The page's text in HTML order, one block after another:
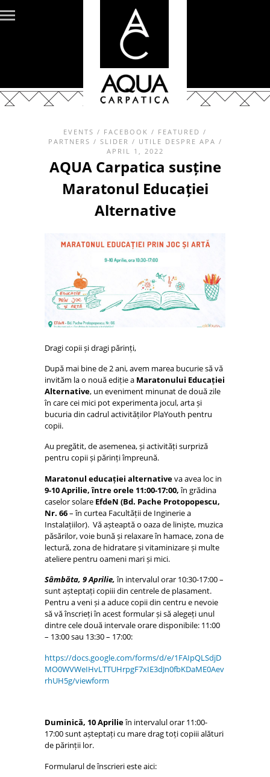
EVENTS / FACEBOOK / FEATURED /
PARTNERS / SLIDER / UTILE DESPRE APA /
APRIL 1, 2022
AQUA Carpatica susține
Maratonul Educației
Alternative
Dragi copii și dragi părinți,
După mai bine de 2 ani, avem marea bucurie să vă
invităm la o nouă ediție a Maratonului Educației
Alternative, un eveniment minunat de două zile
în care cei mici pot experimenta jocul, arta și
bucuria din cadrul activităților PlaYouth pentru
copii.
Au pregătit, de asemenea, și activități surpriză
pentru copii și părinți împreună.
Maratonul educației alternativeva avea loc in
9-10 Aprilie, între orele 11:00-17:00,în grădina
caselor solare EfdeN (Bd. Pache Protopopescu,
Nr. 66– în curtea Facultății de Inginerie a
Instalațiilor). Vă așteaptă o oaza de liniște, muzica
păsărilor, voie bună și relaxare în hamace, zona de
lectură, zona de hidratare și vitaminizare și multe
ateliere pentru oameni mari și mici.
Sâmbăta, 9 Aprilie,în intervalul orar 10:30-17:00 –
sunt așteptați copiii din centrele de plasament.
Pentru a veni și a aduce copii din centru e nevoie
să vă înscrieți în acest formular și să alegeți unul
dintre cele două intervale orare disponibile: 11:00
– 13:00 sau 13:30 – 17:00:
https://docs.google.com/forms/d/e/1FAIpQLSdjD
MO0WVWeIHvLTTUHrpgF7xIE3dJn0fbKDaME0Aev
rhUH5g/viewform
Duminică, 10 Aprilieîn intervalul orar 11:00-
17:00 sunt așteptați cu mare drag toți copiii alături
de părinții lor.
Formularul de înscrieri este aici: